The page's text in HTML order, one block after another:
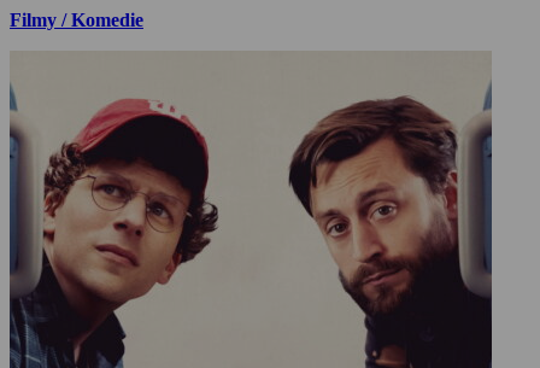
Filmy / Komedie